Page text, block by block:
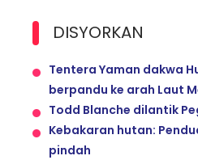
DISYORKAN
Tentera Yaman dakwa
berpandu ke arah Laut
Todd Blanche dilantik
Kebakaran hutan:
pindah